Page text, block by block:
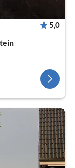
5,0